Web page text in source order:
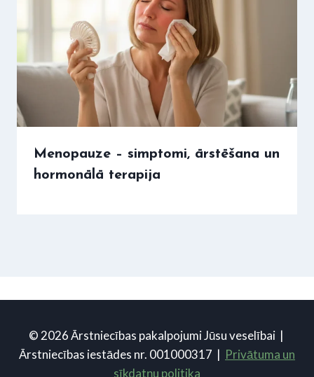
Menopauze – simptomi, ārstēšana un
hormonālā terapija
© 2026 Ārstniecības pakalpojumi Jūsu veselībai |
Ārstniecības iestādes nr. 001000317 | Privātuma un
sīkdatņu politika